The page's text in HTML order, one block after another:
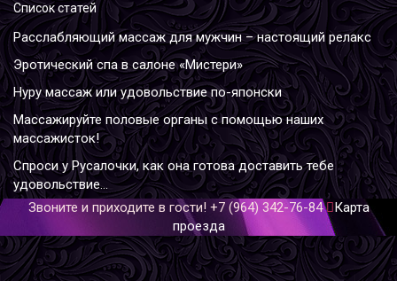
Список статей
Расслабляющий массаж для мужчин – настоящий релакс
Эротический спа в салоне «Мистери»
Нуру массаж или удовольствие по-японски
Массажируйте половые органы с помощью наших
массажисток!
Спроси у Русалочки, как она готова доставить тебе
удовольствие...
Звоните и приходите в гости! +7 (964) 342-76-84
Карта
проезда